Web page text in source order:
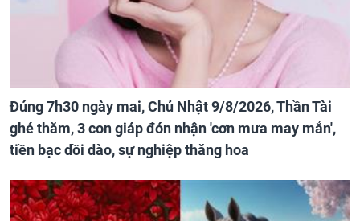
Đúng 7h30 ngày mai, Chủ Nhật 9/8/2026, Thần Tài
ghé thăm, 3 con giáp đón nhận 'cơn mưa may mắn',
tiền bạc dồi dào, sự nghiệp thăng hoa